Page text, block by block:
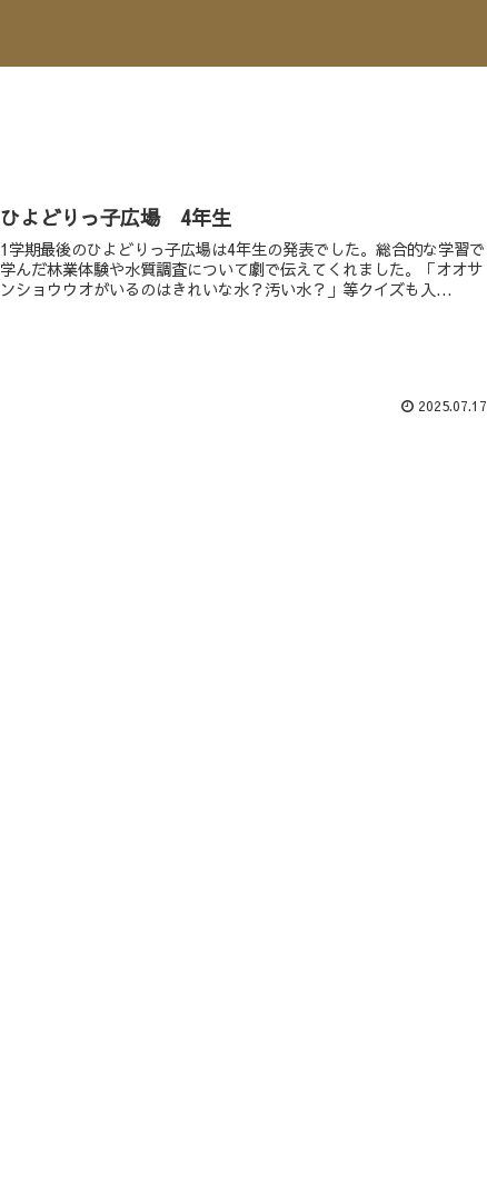
ひよどりっ子広場 4年生
1学期最後のひよどりっ子広場は4年生の発表でした。総合的な学習で
学んだ林業体験や水質調査について劇で伝えてくれました。「オオサ
ンショウウオがいるのはきれいな水？汚い水？」等クイズも入...
2025.07.17